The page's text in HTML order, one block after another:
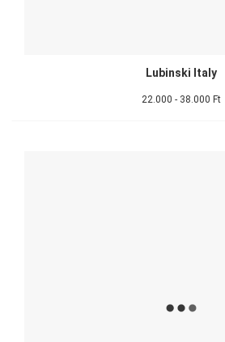
Lubinski Italy
22.000 - 38.000 Ft